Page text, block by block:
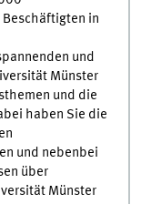
in
und
Münster
und die
haben Sie die
und nebenbei
über
Münster